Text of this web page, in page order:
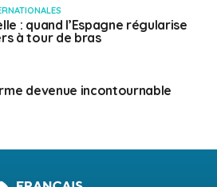
: quand l’Espagne régularise
à tour de bras
devenue incontournable